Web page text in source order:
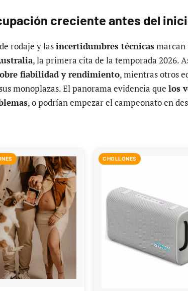
creciente antes del
rodaje y lasincertidumbres técnicasmarcan
, la primera cita de la temporada 2026.
fiabilidad y rendimiento, mientras otros
monoplazas. El panorama evidencia que los
, o podrían empezar el campeonato en
CHOLLONES